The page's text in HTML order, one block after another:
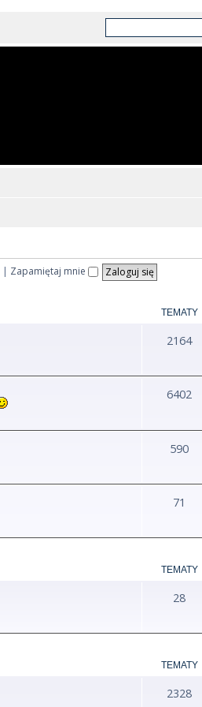
| Zapamiętaj mnie
TEMATY
2164
6402
590
71
TEMATY
28
TEMATY
2328